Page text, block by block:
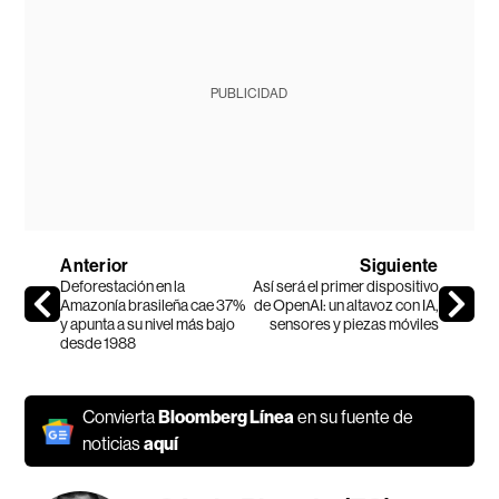
PUBLICIDAD
Anterior
Deforestación en la
Amazonía brasileña cae 37%
y apunta a su nivel más bajo
desde 1988
Siguiente
Así será el primer dispositivo
de OpenAI: un altavoz con IA,
sensores y piezas móviles
Convierta Bloomberg Líneaen su fuente de
noticiasaquí